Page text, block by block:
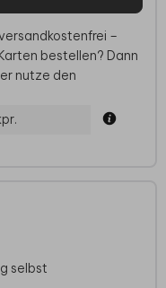
–
bestellen? Dann
nutze den
selbst